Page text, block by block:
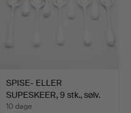
SPISE- ELLER
SUPESKEER, 9 stk., sølv.
1800…
10 dage